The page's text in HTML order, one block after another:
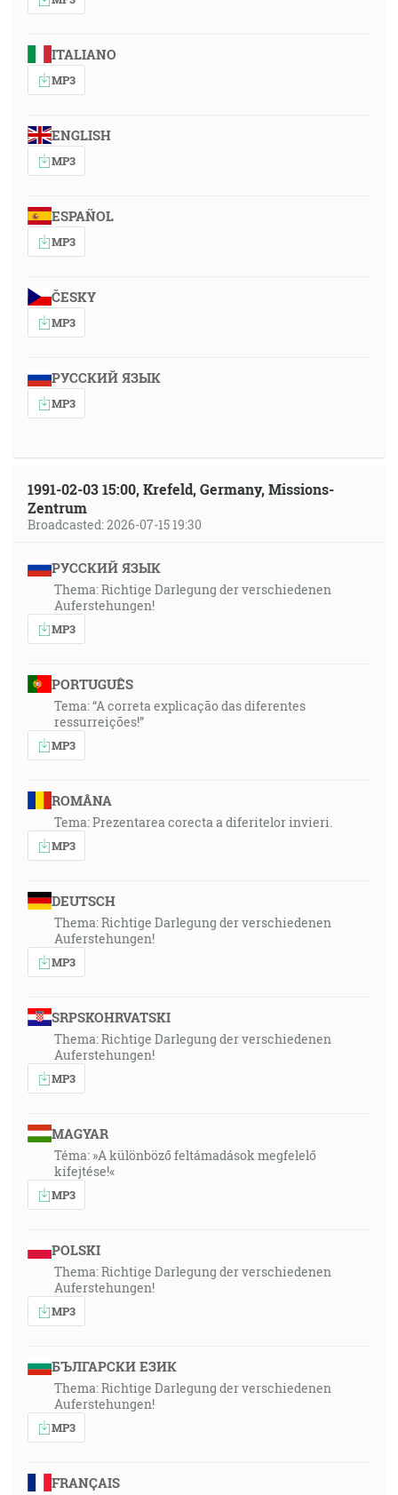
ITALIANO
MP3
ENGLISH
MP3
ESPAÑOL
MP3
ČESKY
MP3
РУССКИЙ ЯЗЫК
MP3
1991-02-03 15:00, Krefeld, Germany, Missions-
Zentrum
Broadcasted: 2026-07-15 19:30
РУССКИЙ ЯЗЫК
Thema: Richtige Darlegung der verschiedenen
Auferstehungen!
MP3
PORTUGUÊS
Tema: “A correta explicação das diferentes
ressurreições!”
MP3
ROMÂNA
Tema: Prezentarea corecta a diferitelor invieri.
MP3
DEUTSCH
Thema: Richtige Darlegung der verschiedenen
Auferstehungen!
MP3
SRPSKOHRVATSKI
Thema: Richtige Darlegung der verschiedenen
Auferstehungen!
MP3
MAGYAR
Téma: »A különböző feltámadások megfelelő
kifejtése!«
MP3
POLSKI
Thema: Richtige Darlegung der verschiedenen
Auferstehungen!
MP3
БЪЛГАРСКИ ЕЗИК
Thema: Richtige Darlegung der verschiedenen
Auferstehungen!
MP3
FRANÇAIS